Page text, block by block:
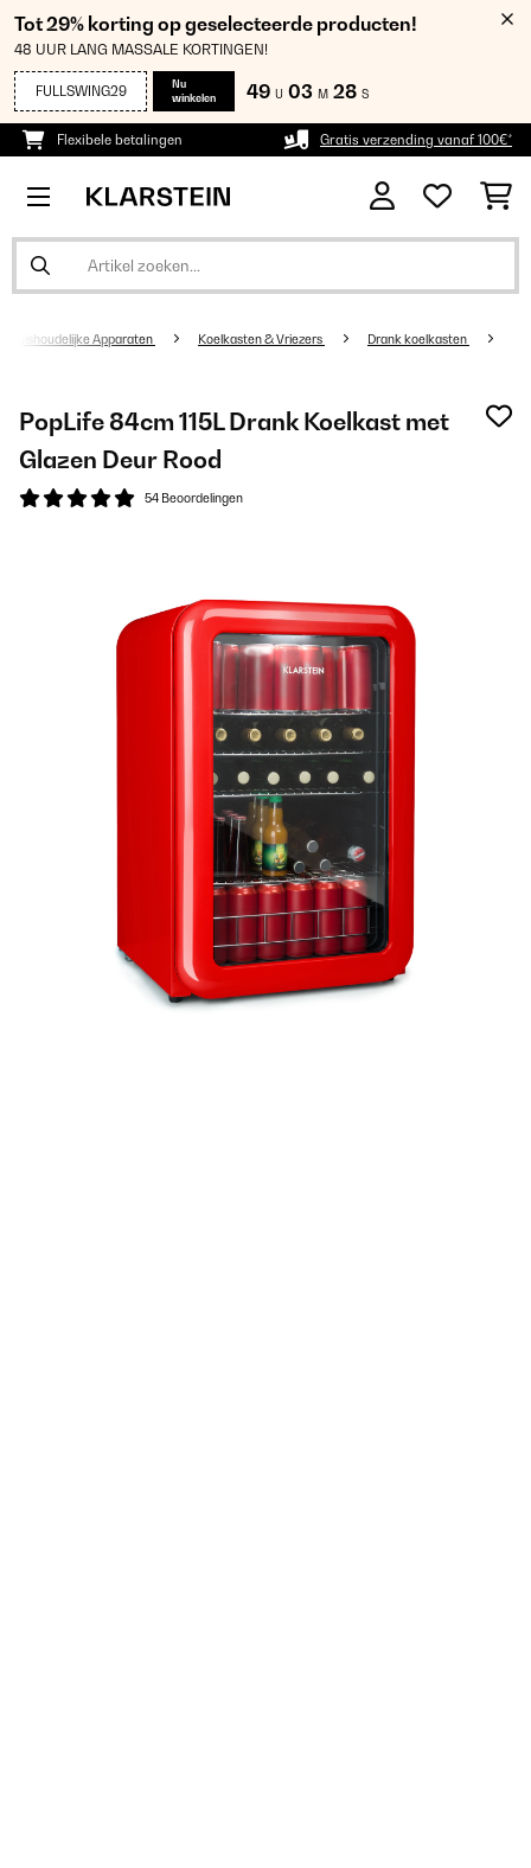
Tot 29% korting op geselecteerde producten!
48 UUR LANG MASSALE KORTINGEN!
FULLSWING29
Nu
winkelen
49 U 03 M 27 S
Flexibele betalingen Gratis verzending vanaf 100€*
Huishoudelijke Apparaten Koelkasten & Vriezers Drank koelkasten
PopLife 84cm 115L Drank Koelkast met
Glazen Deur Rood
54 Beoordelingen